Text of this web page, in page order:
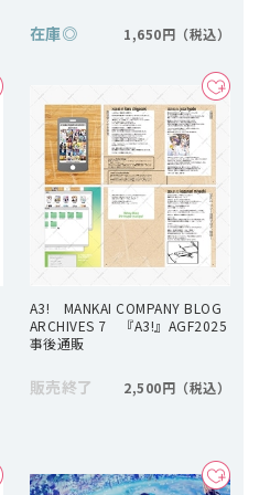
在庫◎ 1,650円
A3! MANKAI COMPANY BLOG
ARCHIVES 7 『A3!』AGF2025
事後通販
販売終了 2,500円